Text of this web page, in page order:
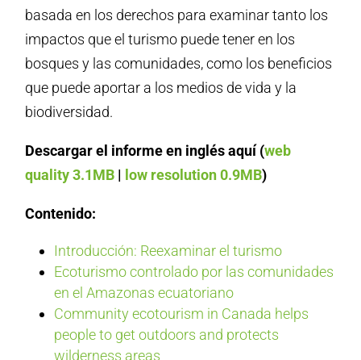
basada en los derechos para examinar tanto los
impactos que el turismo puede tener en los
bosques y las comunidades, como los beneficios
que puede aportar a los medios de vida y la
biodiversidad.
Descargar el informe en inglés aquí (web
quality 3.1MB | low resolution 0.9MB)
Contenido:
Introducción: Reexaminar el turismo
Ecoturismo controlado por las comunidades
en el Amazonas ecuatoriano
Community ecotourism in Canada helps
people to get outdoors and protects
wilderness areas